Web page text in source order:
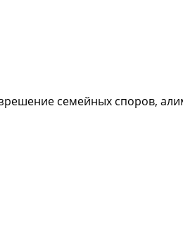
семейных споров,